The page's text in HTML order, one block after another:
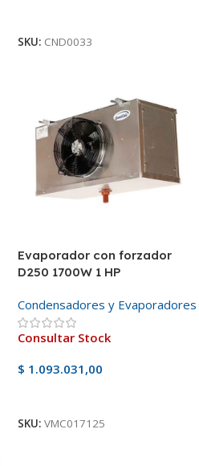
SKU: CND0033
Evaporador con forzador
D250 1700W 1 HP
Condensadores y Evaporadores
Consultar Stock
$ 1.093.031,00
SKU:VMC017125